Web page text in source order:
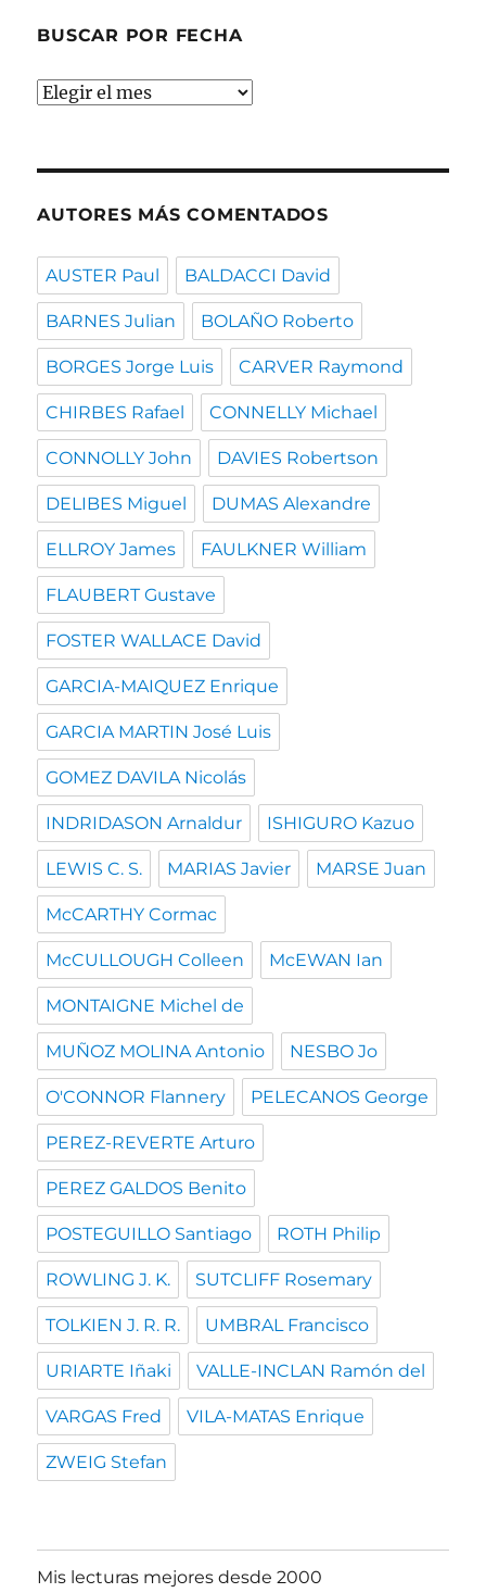
BUSCAR POR FECHA
Buscar
AUTORES MÁS COMENTADOS
AUSTER Paul BALDACCI David
BARNES Julian BOLAÑO Roberto
BORGES Jorge Luis CARVER Raymond
CHIRBES Rafael CONNELLY Michael
CONNOLLY John DAVIES Robertson
DELIBES Miguel DUMAS Alexandre
ELLROY James FAULKNER William
FLAUBERT Gustave
FOSTER WALLACE David
GARCIA-MAIQUEZ Enrique
GARCIA MARTIN José Luis
GOMEZ DAVILA Nicolás
INDRIDASON Arnaldur ISHIGURO Kazuo
LEWIS C. S. MARIAS Javier MARSE Juan
McCARTHY Cormac
McCULLOUGH Colleen McEWAN Ian
MONTAIGNE Michel de
MUÑOZ MOLINA Antonio NESBO Jo
O'CONNOR Flannery PELECANOS George
PEREZ-REVERTE Arturo
PEREZ GALDOS Benito
POSTEGUILLO Santiago ROTH Philip
ROWLING J. K. SUTCLIFF Rosemary
TOLKIEN J. R. R. UMBRAL Francisco
URIARTE Iñaki VALLE-INCLAN Ramón del
VARGAS Fred VILA-MATAS Enrique
ZWEIG Stefan
Mis lecturas mejores desde 2000